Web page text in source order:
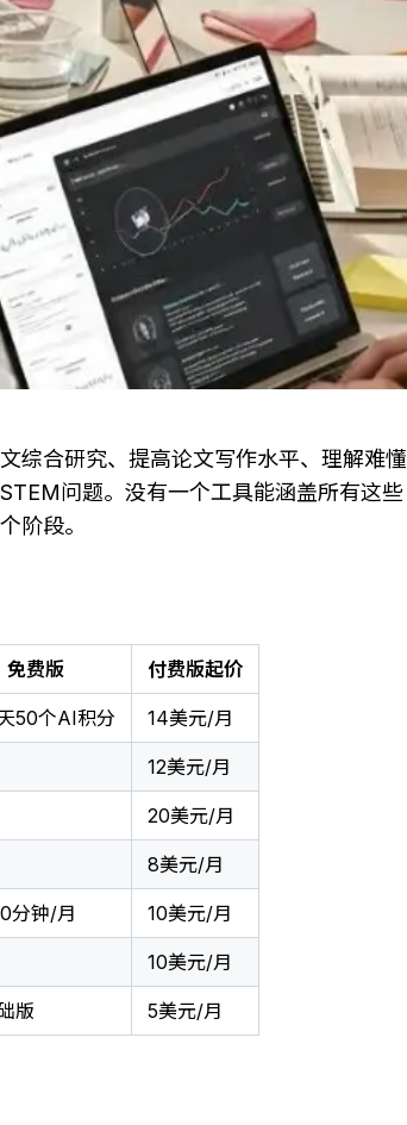
综合研究、提高论文写作水平、理解难懂
问题。没有一个工具能涵盖所有这些
阶段。
免费版 付费版起价
50个AI积分 14美元/月
12美元/月
20美元/月
8美元/月
分钟/月 10美元/月
10美元/月
版 5美元/月